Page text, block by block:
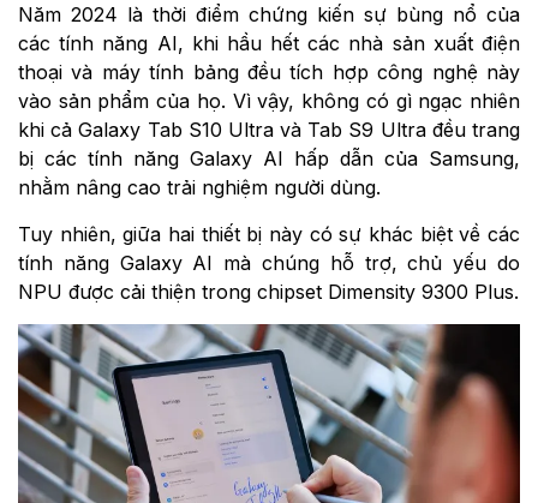
Năm 2024 là thời điểm chứng kiến sự bùng nổ của
các tính năng AI, khi hầu hết các nhà sản xuất điện
thoại và máy tính bảng đều tích hợp công nghệ này
vào sản phẩm của họ. Vì vậy, không có gì ngạc nhiên
khi cả Galaxy Tab S10 Ultra và Tab S9 Ultra đều trang
bị các tính năng Galaxy AI hấp dẫn của Samsung,
nhằm nâng cao trải nghiệm người dùng.
Tuy nhiên, giữa hai thiết bị này có sự khác biệt về các
tính năng Galaxy AI mà chúng hỗ trợ, chủ yếu do
NPU được cải thiện trong chipset Dimensity 9300 Plus.